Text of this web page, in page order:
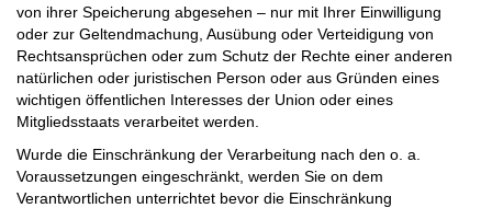
von ihrer Speicherung abgesehen – nur mit Ihrer Einwilligung
oder zur Geltendmachung, Ausübung oder Verteidigung von
Rechtsansprüchen oder zum Schutz der Rechte einer anderen
natürlichen oder juristischen Person oder aus Gründen eines
wichtigen öffentlichen Interesses der Union oder eines
Mitgliedsstaats verarbeitet werden.
Wurde die Einschränkung der Verarbeitung nach den o. a.
Voraussetzungen eingeschränkt, werden Sie on dem
Verantwortlichen unterrichtet bevor die Einschränkung